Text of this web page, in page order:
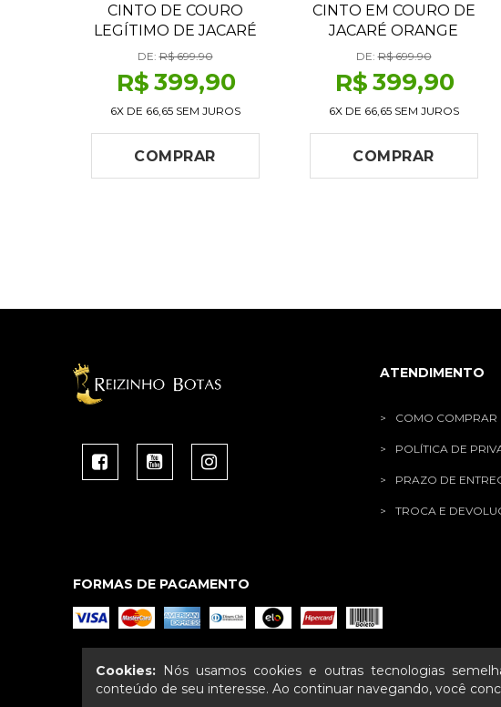
CINTO DE COURO
LEGÍTIMO DE JACARÉ
HAVANA ESCURO
DE:R$ 699.90
R$399,90
6X DE 66,65SEM JUROS
COMPRAR
CINTO EM COURO DE
JACARÉ ORANGE
DE:R$ 699.90
R$399,90
6X DE 66,65SEM JUROS
COMPRAR
ATENDIMENTO
COMO COMPRAR
POLÍTICA DE
PRAZO DE
TROCA E
FORMAS DE PAGAMENTO
Cookies:Nós usamos cookies e outras tecnologias
conteúdo de seu interesse. Ao continuar navegando, você